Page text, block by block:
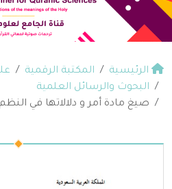
الرئيسية المكتبة الرقمية
البحوث والرسائل العلمية
صيغ مادة أمر و دلالاتها في النظم